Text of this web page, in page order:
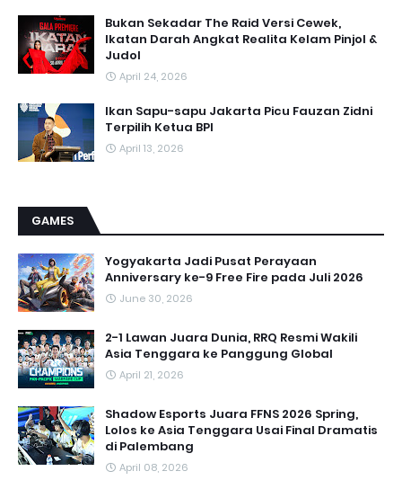
Bukan Sekadar The Raid Versi Cewek,
Ikatan Darah Angkat Realita Kelam Pinjol &
Judol
April 24, 2026
Ikan Sapu-sapu Jakarta Picu Fauzan Zidni
Terpilih Ketua BPI
April 13, 2026
GAMES
Yogyakarta Jadi Pusat Perayaan
Anniversary ke-9 Free Fire pada Juli 2026
June 30, 2026
2-1 Lawan Juara Dunia, RRQ Resmi Wakili
Asia Tenggara ke Panggung Global
April 21, 2026
Shadow Esports Juara FFNS 2026 Spring,
Lolos ke Asia Tenggara Usai Final Dramatis
di Palembang
April 08, 2026